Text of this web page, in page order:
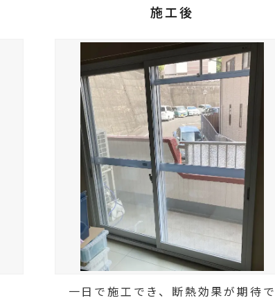
施工後
一日で施工でき、断熱効果が期待で